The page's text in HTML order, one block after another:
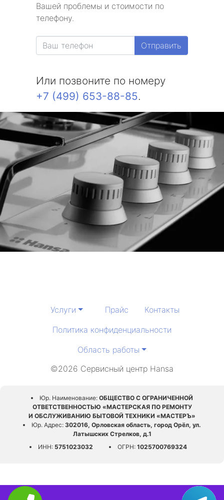
Вашей проблемы и стоимости по
телефону.
Отправить
Или позвоните по номеру
+7 (499) 653-88-85.
Услуги Прайс
Контакты
Политика конфиденциальности
Область работы
©2026 Сервисный центр Hansa
Юр. Наименование: ОБЩЕСТВО С ОГРАНИЧЕННОЙ
ОТВЕТСТВЕННОСТЬЮ «МАСТЕРСКАЯ ПО РЕМОНТУ
И ОБСЛУЖИВАНИЮ БЫТОВОЙ ТЕХНИКИ «МАСТЕРЪ»
Юр. Адрес: 302016, Орловская область, город Орёл, ул.
Латышских Стрелков, д.1
ИНН:5751023032 ОГРН:1025700769324